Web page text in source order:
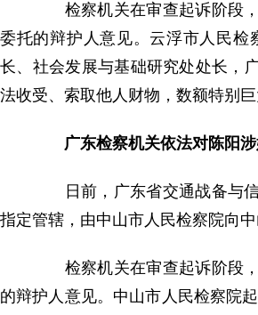
检察机关在审查起诉阶段，
委托的辩护人意见。云浮市人民
长、社会发展与基础研究处处长，
法收受、索取他人财物，数额特别
广东检察机关依法对陈阳涉
日前，广东省交通战备与信
指定管辖，由中山市人民检察院向
检察机关在审查起诉阶段，
的辩护人意见。中山市人民检察院